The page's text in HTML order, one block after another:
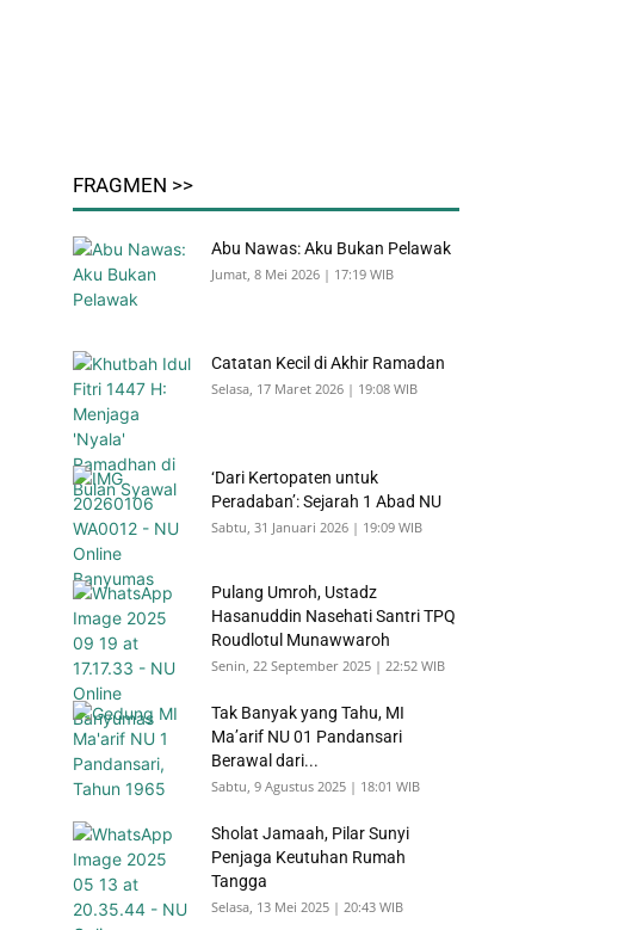
FRAGMEN >>
Abu Nawas: Aku Bukan Pelawak
Jumat, 8 Mei 2026 | 17:19 WIB
Catatan Kecil di Akhir Ramadan
Selasa, 17 Maret 2026 | 19:08 WIB
‘Dari Kertopaten untuk
Peradaban’: Sejarah 1 Abad NU
Sabtu, 31 Januari 2026 | 19:09 WIB
Pulang Umroh, Ustadz
Hasanuddin Nasehati Santri TPQ
Roudlotul Munawwaroh
Senin, 22 September 2025 | 22:52 WIB
Tak Banyak yang Tahu, MI
Ma’arif NU 01 Pandansari
Berawal dari...
Sabtu, 9 Agustus 2025 | 18:01 WIB
Sholat Jamaah, Pilar Sunyi
Penjaga Keutuhan Rumah
Tangga
Selasa, 13 Mei 2025 | 20:43 WIB